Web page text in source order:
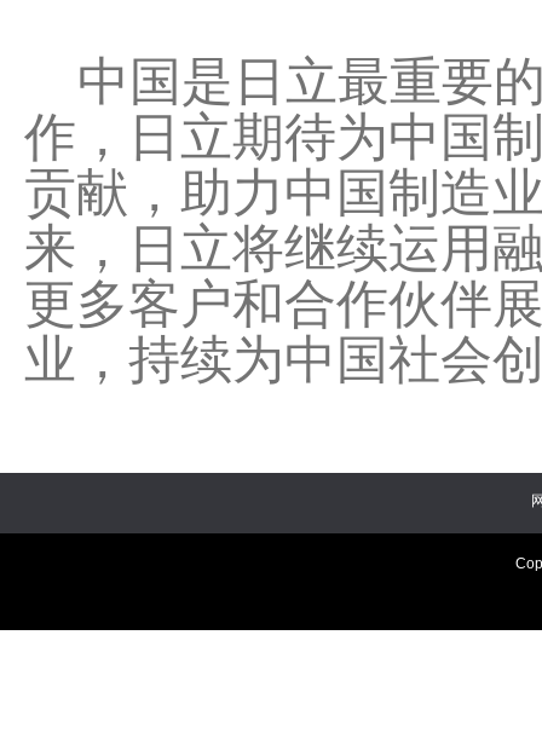
中国是日立最重要
作，日立期待为中国
贡献，助力中国制造
来，日立将继续运用
更多客户和合作伙伴
业，持续为中国社会